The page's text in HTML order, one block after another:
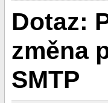
Dotaz:
změna
SMTP